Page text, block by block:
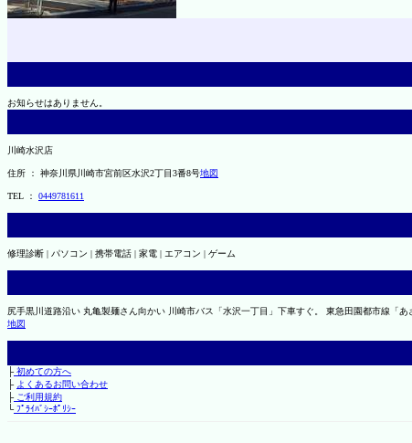
お知らせはありません。
川崎水沢店
住所 ： 神奈川県川崎市宮前区水沢2丁目3番8号地図
TEL ： 0449781611
修理診断 | パソコン | 携帯電話 | 家電 | エアコン | ゲーム
尻手黒川道路沿い 丸亀製麺さん向かい 川崎市バス「水沢一丁目」下車すぐ。 東急田園都市線「
地図
├初めての方へ
├ よくあるお問い合わせ
├ご利用規約
└ﾌﾟﾗｲﾊﾞｼｰﾎﾟﾘｼｰ